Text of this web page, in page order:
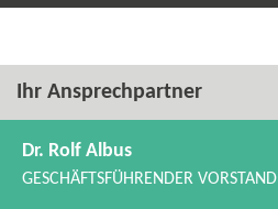
Ihr Ansprechpartner
Dr. Rolf Albus
GESCHÄFTSFÜHRENDER VORSTAND